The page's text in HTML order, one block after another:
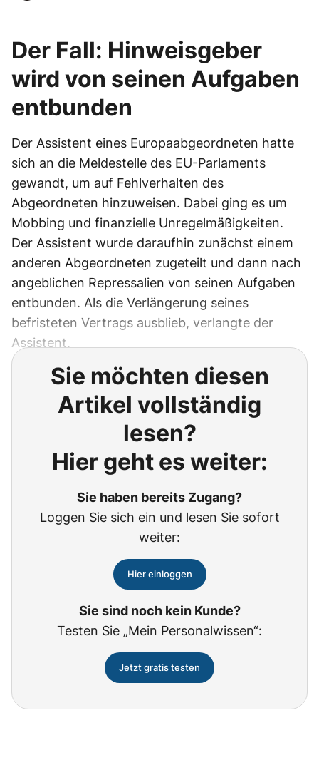
Der Fall: Hinweisgeber
wird von seinen Aufgaben
entbunden
Der Assistent eines Europaabgeordneten hatte
sich an die Meldestelle des EU-Parlaments
gewandt, um auf Fehlverhalten des
Abgeordneten hinzuweisen. Dabei ging es um
Mobbing und finanzielle Unregelmäßigkeiten.
Der Assistent wurde daraufhin zunächst einem
anderen Abgeordneten zugeteilt und dann nach
angeblichen Repressalien von seinen Aufgaben
entbunden. Als die Verlängerung seines
befristeten Vertrags ausblieb, verlangte der
Assistent,
Sie möchten diesen
Artikel vollständig
lesen?
Hier geht es weiter:
Sie haben bereits Zugang?
Loggen Sie sich ein und lesen Sie sofort
weiter:
Hier einloggen
Sie sind noch kein Kunde?
Testen Sie „Mein Personalwissen“:
Jetzt gratis testen